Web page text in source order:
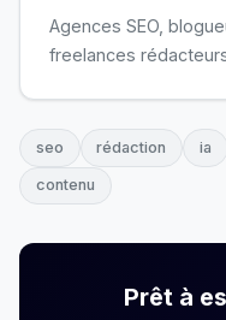
Agences SEO,
freelances
seo rédaction ia
contenu
Prêt à